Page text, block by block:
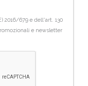
2016/679 e dell'art. 130
e newsletter